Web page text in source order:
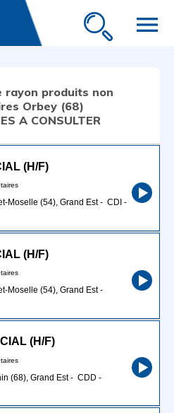
menu
rayon produits non
Orbey (68)
A CONSULTER
(H/F)
Moselle (54), Grand Est- CDI -
(H/F)
Moselle (54), Grand Est-
(H/F)
(68), Grand Est- CDD -